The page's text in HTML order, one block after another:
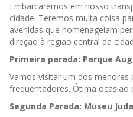
Embarcaremos em nosso
cidade. Teremos muita coisa
avenidas que homenageiam
direção à região central da
Primeira parada: Parque
Vamos visitar um dos menores
frequentadores. Ótima ocasião
Segunda Parada: Museu